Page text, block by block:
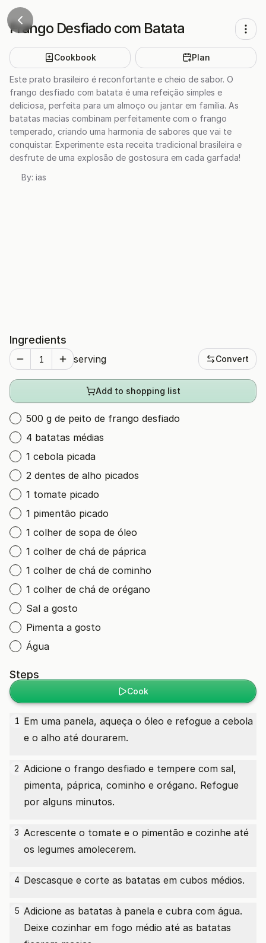
Frango Desfiado com Batata
Cookbook Plan
Este prato brasileiro é reconfortante e cheio de sabor. O
frango desfiado com batata é uma refeição simples e
deliciosa, perfeita para um almoço ou jantar em família. As
batatas macias combinam perfeitamente com o frango
temperado, criando uma harmonia de sabores que vai te
conquistar. Experimente esta receita tradicional brasileira e
desfrute de uma explosão de gostosura em cada garfada!
By: ias
Ingredients
serving Convert
Add to shopping list
500 g de peito de frango desfiado
4 batatas médias
1 cebola picada
2 dentes de alho picados
1 tomate picado
1 pimentão picado
1 colher de sopa de óleo
1 colher de chá de páprica
1 colher de chá de cominho
1 colher de chá de orégano
Sal a gosto
Pimenta a gosto
Água
Steps
Cook
1 Em uma panela, aqueça o óleo e refogue a cebola
e o alho até dourarem.
2 Adicione o frango desfiado e tempere com sal,
pimenta, páprica, cominho e orégano. Refogue
por alguns minutos.
3 Acrescente o tomate e o pimentão e cozinhe até
os legumes amolecerem.
4 Descasque e corte as batatas em cubos médios.
5 Adicione as batatas à panela e cubra com água.
Deixe cozinhar em fogo médio até as batatas